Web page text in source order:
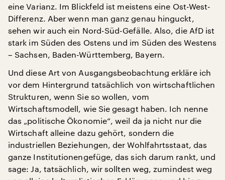
eine Varianz. Im Blickfeld ist meistens eine Ost-West-
Differenz. Aber wenn man ganz genau hinguckt,
sehen wir auch ein Nord-Süd-Gefälle. Also, die AfD ist
stark im Süden des Ostens und im Süden des Westens
– Sachsen, Baden-Württemberg, Bayern.
Und diese Art von Ausgangsbeobachtung erkläre ich
vor dem Hintergrund tatsächlich von wirtschaftlichen
Strukturen, wenn Sie so wollen, vom
Wirtschaftsmodell, wie Sie gesagt haben. Ich nenne
das „politische Ökonomie“, weil da ja nicht nur die
Wirtschaft alleine dazu gehört, sondern die
industriellen Beziehungen, der Wohlfahrtsstaat, das
ganze Institutionengefüge, das sich darum rankt, und
sage: Ja, tatsächlich, wir sollten weg, zumindest weg